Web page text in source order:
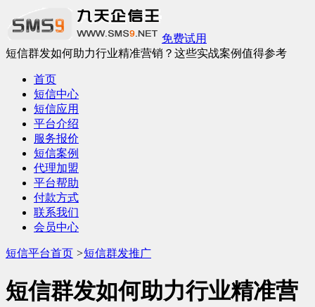
免费试用
短信群发如何助力行业精准营销？这些实战案例值得参考
首页
短信中心
短信应用
平台介绍
服务报价
短信案例
代理加盟
平台帮助
付款方式
联系我们
会员中心
短信平台首页 >短信群发推广
短信群发如何助力行业精准营